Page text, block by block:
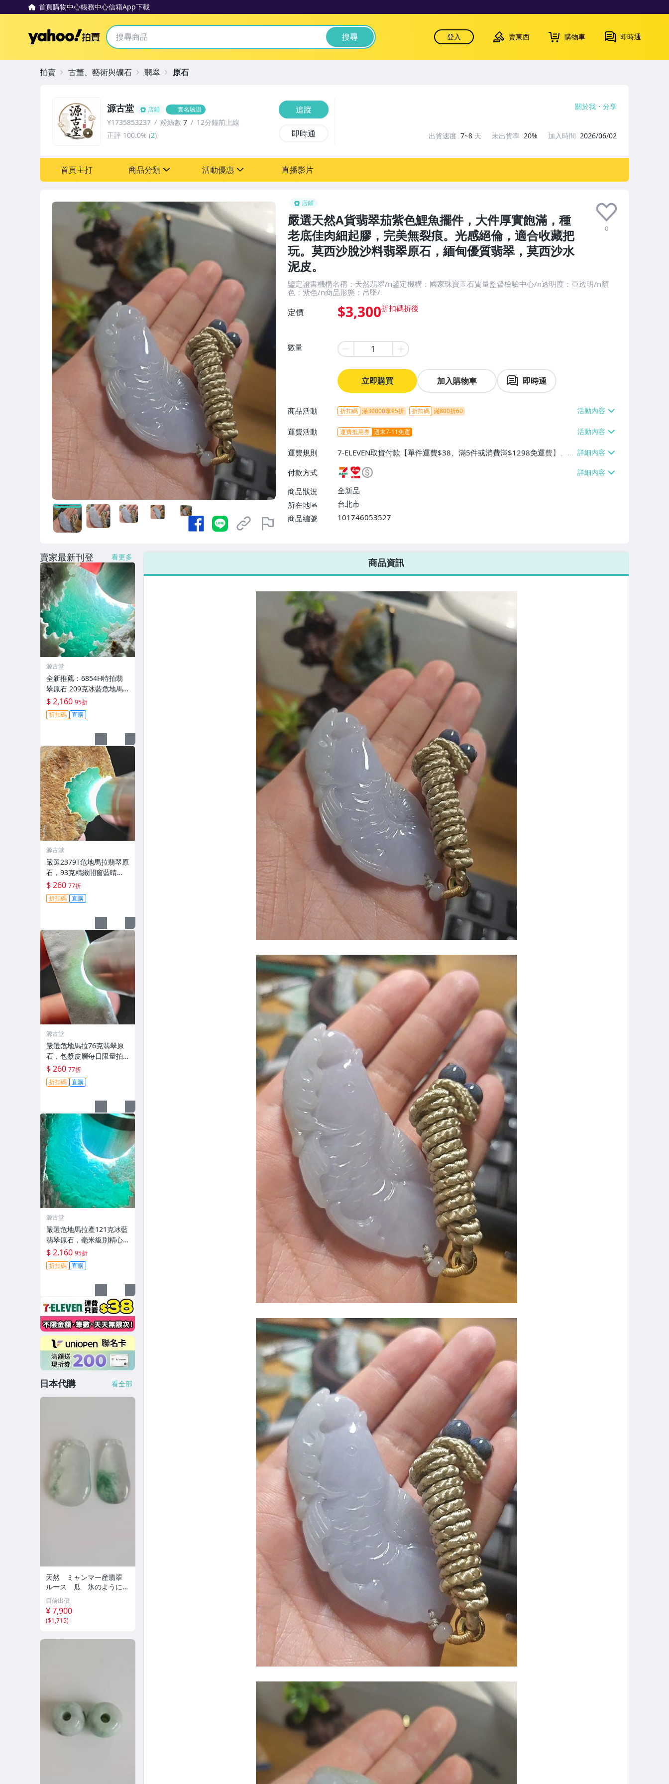
首頁購物中心帳務中心信箱App下載
Yahoo拍賣 搜尋 登入 賣東西 購物車 即時通
店鋪
嚴選天然A貨翡翠茄紫色鯉魚擺件，大件厚實飽滿，種
老底佳肉細起膠，完美無裂痕。光感絕倫，適合收藏把
玩。莫西沙脫沙料翡翠原石，緬甸優質翡翠，莫西沙水
泥皮。
0
鑒定證書機構名稱：天然翡翠/n鑒定機構：國家珠寶玉石質量監督檢驗中心/n透明度：亞透明/n顏
色：紫色/n商品形態：吊墜/
定價 $3,300
數量
立即購買 加入購物車 即時通
商品活動 折扣碼 滿30000享95折 折扣碼 滿800折60
運費活動 運費抵用券 週末7-11免運
運費規則
7-ELEVEN取貨付款【單件運費$38、滿5件或消費滿$1298免運費】、7-
ELEVEN取貨不付款【免運費】、萊爾富取貨付款【單件運費$60、滿5件
或消費滿$1298免運費】、宅配/貨運【單件運費$120、滿5件或消費滿
$1598免運費】
付款方式
商品狀況
全新品
所在地區
台北市
商品編號
101746053527
不限金額、筆數，筆筆優惠無限次！
源古堂 店鋪 實名驗證
Y1735853237 粉絲數 7
12分鐘前上線
正評 100.0% (2)
追蹤
即時通
關於我 分享
出貨速度 7~8 天 未出貨率 20% 加入時間 2026/06/02
首頁主打 商品分類 活動優惠
[全店] 粉絲專享
直播影片
拍賣 古董、藝術與礦石 翡翠 原石
商品資訊
賣家最新刊登 看更多
源古堂
全新推薦：6854H特拍翡
翠原石 209克冰藍危地馬
拉每日晚11點截拍 冰藍翡
翠危地馬拉原石 209克 玩
石收藏
$ 2,160 95折
折扣碼 直購
源古堂
嚴選2379T危地馬拉翡翠原
石，93克精緻開窗藍晴
底，每日晚11點截標。真
實拍賣，成交保證。 危地
馬拉 碧玉 翡翠
$ 260 77折
折扣碼 直購
源古堂
嚴選危地馬拉76克翡翠原
石，包漿皮層每日限量拍
賣，晚上11點截標。真實
成交保證，收藏推薦。 危
地馬拉 翡翠 原石
$ 260 77折
折扣碼 直購
源古堂
嚴選危地馬拉產121克冰藍
翡翠原石，毫米級別精心
開窗展現天然美韻。每日
晚11點截拍，真實成交見
證。冰裂翡翠 原石 危地馬
$ 2,160 95折
折扣碼 直購
日本代購 看全部
天然 ミャンマー産翡翠
ルース 瓜 氷のように透
き通る 17ｘ8.5ｘ2.4ｍ
ｍ 3.5ct と 17.6ｘ11
ｘ2.8ｍｍ 4.5ct 穴なし
260805
目前出價
¥ 7,900
($1,715)